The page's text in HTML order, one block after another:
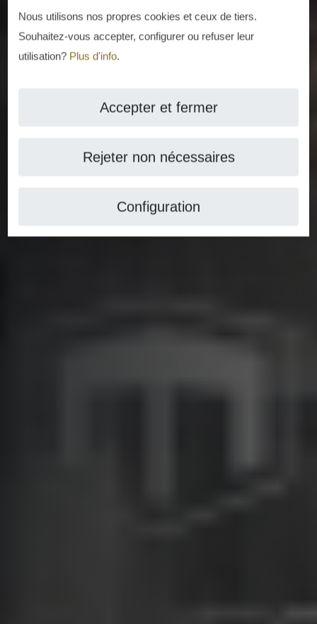
Nous utilisons nos propres cookies et ceux de tiers.
Souhaitez-vous accepter, configurer ou refuser leur
utilisation? Plus d'info.
Accepter et fermer
Rejeter non nécessaires
Configuration